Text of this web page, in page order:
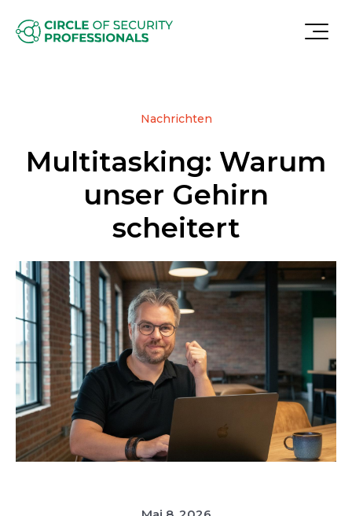
Nachrichten
Multitasking: Warum
unser Gehirn
scheitert